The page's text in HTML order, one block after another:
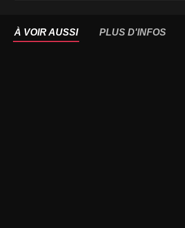
À VOIR AUSSI PLUS D'INFOS